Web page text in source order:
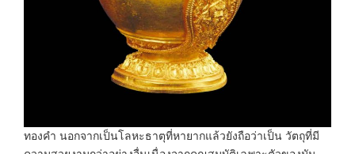
ทองคำ นอกจากเป็นโลหะธาตุที่หายากแล้วยังถือว่าเป็น วัตถุที่มี